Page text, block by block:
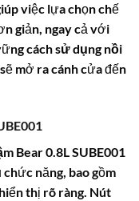
việc lựa chọn chế
giản, ngay cả với
cách sử dụng nồi
mở ra cánh cửa đến
Bear 0.8LSUBE001
năng, bao gồm
thị rõ ràng. Nút